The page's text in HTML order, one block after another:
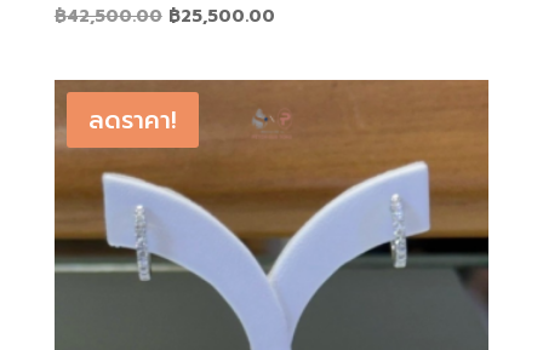
฿42,500.00 Original
฿42,500.00.
฿25,500.00Current
ลดราคา!